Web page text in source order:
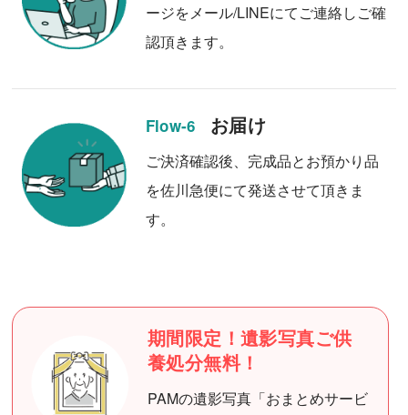
ージをメール/LINEにてご連絡しご確
認頂きます。
Flow-6 お届け
ご決済確認後、完成品とお預かり品
を佐川急便にて発送させて頂きま
す。
期間限定！遺影写真ご供
養処分無料！
PAMの遺影写真「おまとめサービ